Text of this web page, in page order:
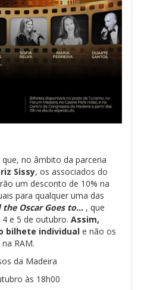
no âmbito da parceria
Sissy, os associados do
um desconto de 10% na
para qualquer uma das
the Oscar Goes to… , que
e 5 de outubro. Assim,
bilhete individual e não os
RAM.
da Madeira
às 18h00